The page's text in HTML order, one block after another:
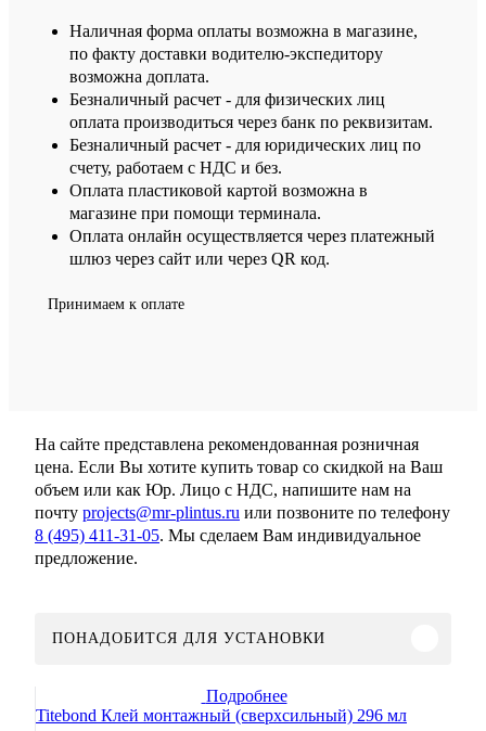
Наличная форма оплаты возможна в магазине,
по факту доставки водителю-экспедитору
возможна доплата.
Безналичный расчет - для физических лиц
оплата производиться через банк по реквизитам.
Безналичный расчет - для юридических лиц по
счету, работаем с НДС и без.
Оплата пластиковой картой возможна в
магазине при помощи терминала.
Оплата онлайн осуществляется через платежный
шлюз через сайт или через QR код.
Принимаем к оплате
На сайте представлена рекомендованная розничная
цена. Если Вы хотите купить товар со скидкой на Ваш
объем или как Юр. Лицо с НДС, напишите нам на
почту projects@mr-plintus.ru или позвоните по телефону
8 (495) 411-31-05. Мы сделаем Вам индивидуальное
предложение.
ПОНАДОБИТСЯ ДЛЯ УСТАНОВКИ
Подробнее
Titebond Клей монтажный (сверхсильный) 296 мл